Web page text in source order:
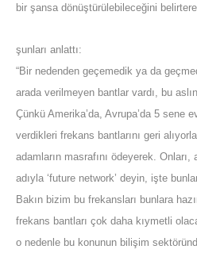
bir şansa dönüştürülebileceğini
şunları anlattı:
“Bir nedenden geçemedik ya da
arada verilmeyen bantlar vardı, bu
Çünkü Amerika’da, Avrupa’da 5 sene
verdikleri frekans bantlarını geri
adamların masrafını ödeyerek. Onları,
adıyla ‘future network’ deyin, işte
Bakın bizim bu frekansları bunlara
frekans bantları çok daha kıymetli
o nedenle bu konunun bilişim